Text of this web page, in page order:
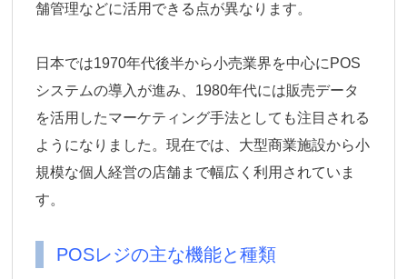
舗管理などに活用できる点が異なります。
日本では1970年代後半から小売業界を中心にPOS
システムの導入が進み、1980年代には販売データ
を活用したマーケティング手法としても注目される
ようになりました。現在では、大型商業施設から小
規模な個人経営の店舗まで幅広く利用されていま
す。
POSレジの主な機能と種類